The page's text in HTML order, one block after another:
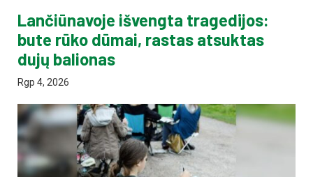
Lančiūnavoje išvengta tragedijos:
bute rūko dūmai, rastas atsuktas
dujų balionas
Rgp 4, 2026